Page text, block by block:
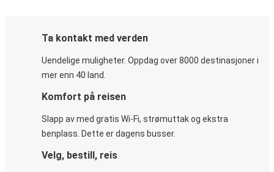
Ta kontakt med verden
Uendelige muligheter. Oppdag over 8000 destinasjoner i
mer enn 40 land.
Komfort på reisen
Slapp av med gratis Wi-Fi, strømuttak og ekstra
benplass. Dette er dagens busser.
Velg, bestill, reis